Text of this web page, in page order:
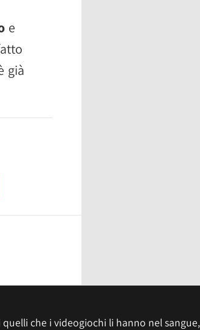
e
già
che i videogiochi li hanno nel